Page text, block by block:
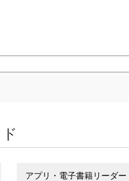
アプリ・電子書籍リーダー